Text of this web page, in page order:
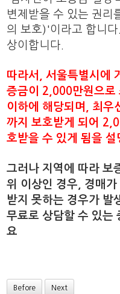
변제받을 수 있는 권리
의 보호)'이라고 합니다
상이합니다.
따라서, 서울특별시에
증금이 2,000만원으로
이하에 해당되며, 최우
까지 보호받게 되어
호받을 수 있게 됨을 설
그러나 지역에 따라 보
위 이상인 경우, 경매
받지 못하는 경우가 발
무료로 상담할 수 있는
요
Before Next